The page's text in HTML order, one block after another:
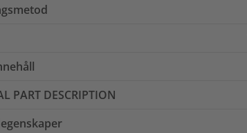
PART DESCRIPTION